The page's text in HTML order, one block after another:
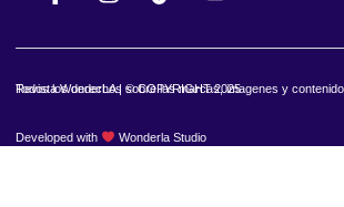
Revista WonderLA | © COPYRIGHT 2025
Todos los derechos sobre las marcas, imagenes y
Developed with Wonderla Studio